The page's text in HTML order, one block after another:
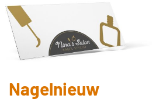
Nagelnieuw